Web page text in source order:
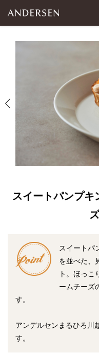
スイートパンプキ
スイートパ
を並べた、
ト。ほっこ
ームチーズ
す。
アンデルセンまるひろ川
す。